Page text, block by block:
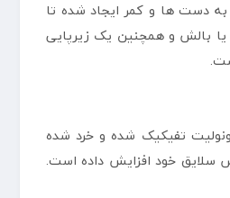
دست ها و کمر ایجاد شده تا
یا بالش و همچنین یک زیرپایی
تفیکیک شده و خرد شده
سلایق خود افزایش داده است.